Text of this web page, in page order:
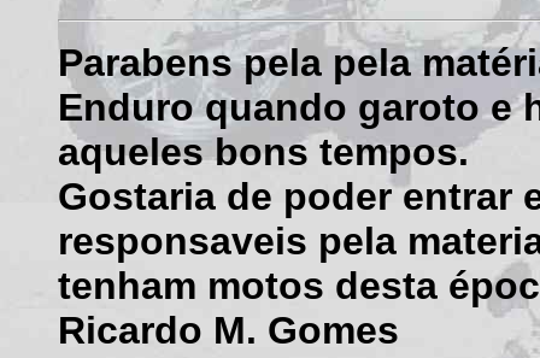
Parabens pela pela
Enduro quando garoto e
aqueles bons tempos.
Gostaria de poder entrar
responsaveis pela
tenham motos desta
Ricardo M. Gomes